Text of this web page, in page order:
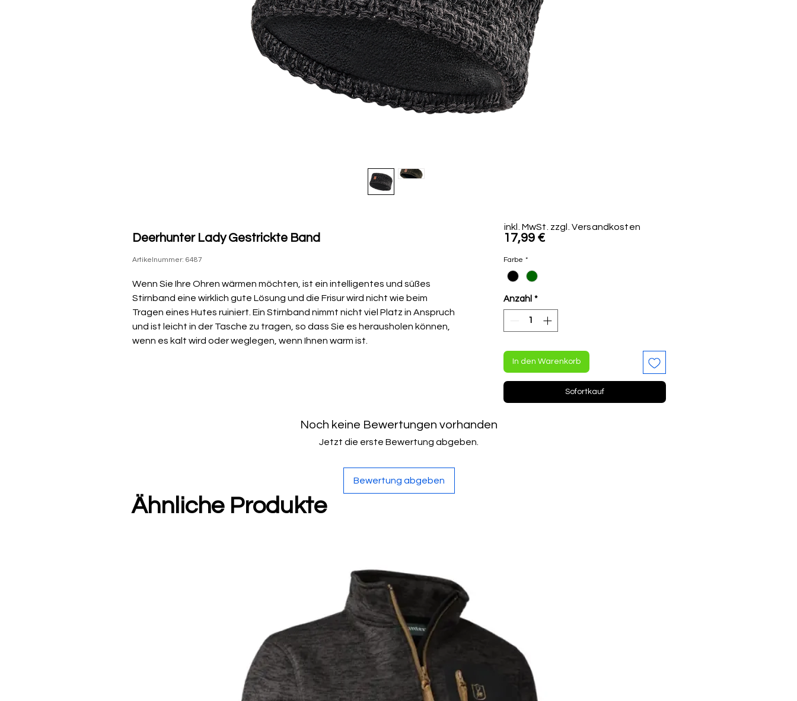
Deerhunter Lady Gestrickte Band
Artikelnummer: 6487
Wenn Sie Ihre Ohren wärmen möchten, ist ein intelligentes und süßes
Stirnband eine wirklich gute Lösung und die Frisur wird nicht wie beim
Tragen eines Hutes ruiniert. Ein Stirnband nimmt nicht viel Platz in Anspruch
und ist leicht in der Tasche zu tragen, so dass Sie es herausholen können,
wenn es kalt wird oder weglegen, wenn Ihnen warm ist.
17,99 €Preis
Farbe *
Anzahl *
In den Warenkorb
Sofortkauf
Noch keine Bewertungen vorhanden
Jetzt die erste Bewertung abgeben.
Bewertung abgeben
inkl. MwSt. zzgl. Versandkosten
Ähnliche Produkte